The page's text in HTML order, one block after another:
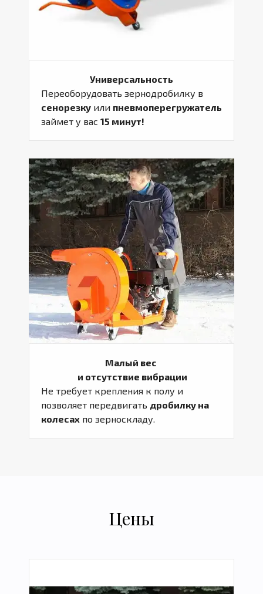
Универсальность
Переоборудовать зернодробилку в
сенорезку или пневмоперегружатель
займет у вас 15 минут!
Малый вес
и отсутствие вибрации
Не требует крепления к полу и
позволяет передвигать дробилку на
колесах по зерноскладу.
Цены